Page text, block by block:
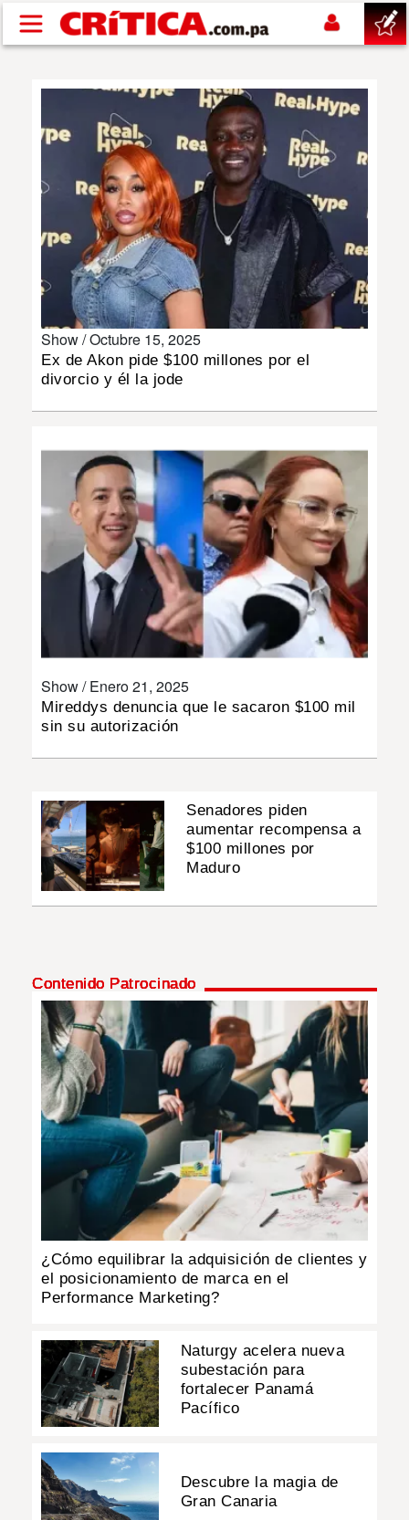
Pasar al contenido principal
SUCESOS
NACIONAL
POLÍTICA
SHOW
DEPORTES
MULTIMEDIA
Show /Octubre 15, 2025
Ex de Akon pide $100 millones por el
divorcio y él la jode
Show /Enero 21, 2025
Mireddys denuncia que le sacaron $100 mil
sin su autorización
Senadores piden
aumentar recompensa a
$100 millones por
Maduro
Contenido Patrocinado
¿Cómo equilibrar la adquisición de clientes y
el posicionamiento de marca en el
Performance Marketing?
Naturgy acelera nueva
subestación para
fortalecer Panamá
Pacífico
Descubre la magia de
Gran Canaria